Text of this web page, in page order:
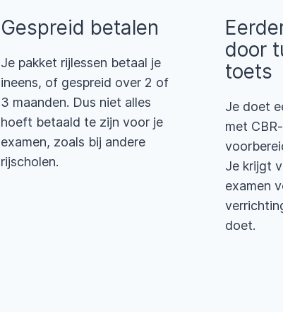
Gespreid betalen
Je pakket rijlessen betaal je
ineens, of gespreid over 2 of
3 maanden. Dus niet alles
hoeft betaald te zijn voor je
examen, zoals bij andere
rijscholen.
door
toets
Je doet
met
Je krijgt
examen
doet.